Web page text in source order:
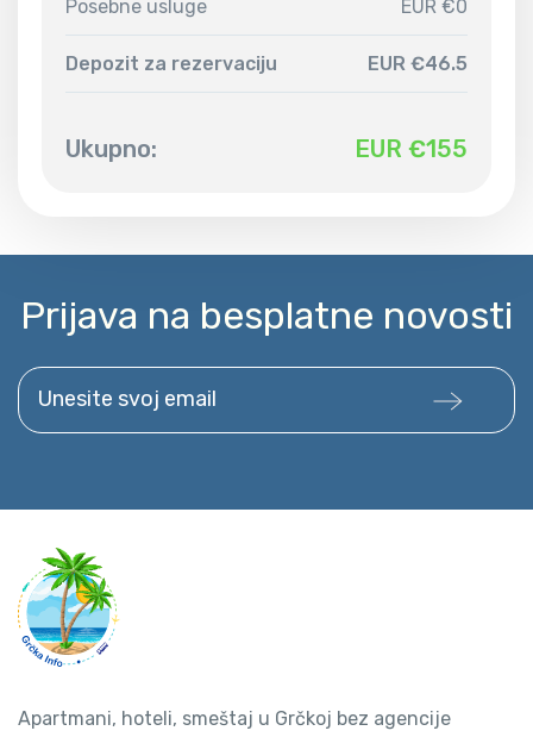
Posebne usluge EUR €0
Depozit za rezervaciju EUR €46.5
Ukupno: EUR €155
Prijava na besplatne novosti
Unesite svoj email
Apartmani, hoteli, smeštaj u Grčkoj bez agencije